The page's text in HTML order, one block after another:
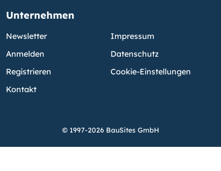
Unternehmen
Newsletter
Anmelden
Registrieren
Kontakt
Impressum
Datenschutz
Cookie-Einstellungen
© 1997-2026 BauSites GmbH